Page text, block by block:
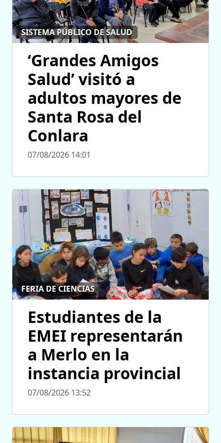
SISTEMA PÚBLICO DE SALUD
‘Grandes Amigos
Salud’ visitó a
adultos mayores de
Santa Rosa del
Conlara
07/08/2026 14:01
FERIA DE CIENCIAS
Estudiantes de la
EMEI representarán
a Merlo en la
instancia provincial
07/08/2026 13:52